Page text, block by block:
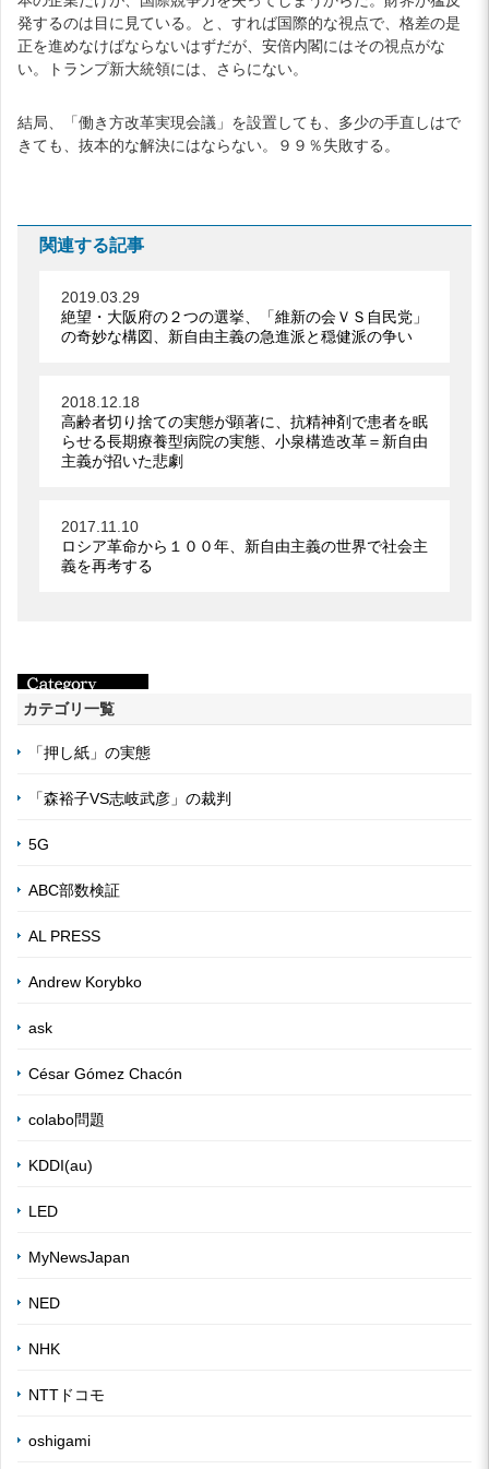
発するのは目に見ている。と、すれば国際的な視点で、格差の是
正を進めなけばならないはずだが、安倍内閣にはその視点がな
い。トランプ新大統領には、さらにない。
結局、「働き方改革実現会議」を設置しても、多少の手直しはで
きても、抜本的な解決にはならない。９９％失敗する。
関連する記事
2019.03.29
絶望・大阪府の２つの選挙、「維新の会ＶＳ自民党」
の奇妙な構図、新自由主義の急進派と穏健派の争い
2018.12.18
高齢者切り捨ての実態が顕著に、抗精神剤で患者を眠
らせる長期療養型病院の実態、小泉構造改革＝新自由
主義が招いた悲劇
2017.11.10
ロシア革命から１００年、新自由主義の世界で社会主
義を再考する
カテゴリ一覧
「押し紙」の実態
「森裕子VS志岐武彦」の裁判
5G
ABC部数検証
AL PRESS
Andrew Korybko
ask
César Gómez Chacón
colabo問題
KDDI(au)
LED
MyNewsJapan
NED
NHK
NTTドコモ
oshigami